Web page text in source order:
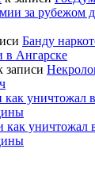
за рубежом
Банду
в Ангарске
записи
как уничтожал
как уничтожал